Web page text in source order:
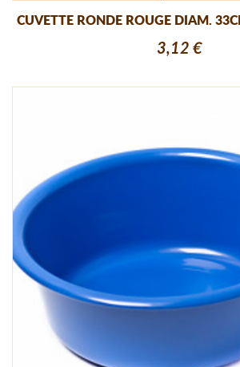
CUVETTE RONDE ROUGE DIAM.
3,12 €